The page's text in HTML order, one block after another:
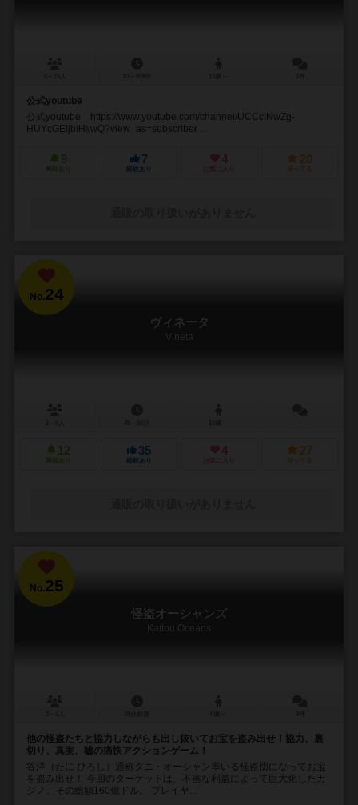
公式youtube
公式youtube https://www.youtube.com/channel/UCCcINwZg-
HUYcGEljblHswQ?view_as=subscriber ...
9
興味あり
7
経験あり
4
お気に入り
20
持ってる
No.24
ヴィネータ
Vineta
12
興味あり
35
経験あり
4
お気に入り
27
持ってる
No.25
怪盗オーシャンズ
Kaitou Oceans
他の怪盗たちと協力しながらも出し抜いてお宝を盗み出せ！協力、裏
切り、真実、嘘の痛快アクションゲーム！
谷洋（たに ひろし）通称タニ・オーシャン率いる怪盗団になってお宝
を盗み出せ！ 今回のターゲットは、不当な利益によって巨大化したカ
ジノ。その総額160億ドル。 プレイヤ...